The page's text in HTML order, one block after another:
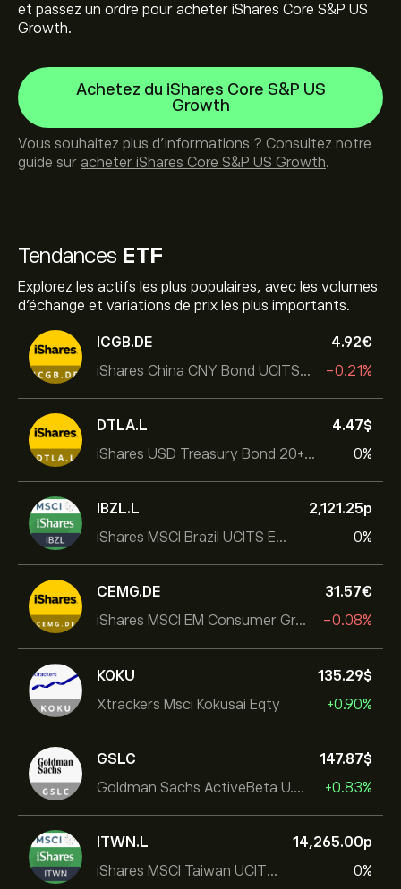
Tendances ETF
Explorez les actifs les plus populaires, avec les volumes
d’échange et variations de prix les plus importants.
ICGB.DE
iShares China CNY Bond UCITS ETF
4.92‎€‎
-0.21%
DTLA.L
iShares USD Treasury Bond 20+yr UCITS ETF
4.47‎$‎
0%
IBZL.L
iShares MSCI Brazil UCITS ETF (Dist)
2,121.25‎p‎
0%
CEMG.DE
iShares MSCI EM Consumer Growth UCITS ETF
31.57‎€‎
-0.08%
KOKU
Xtrackers Msci Kokusai Eqty
135.29‎$‎
+0.90%
GSLC
Goldman Sachs ActiveBeta U.S. Large Cap Equity ETF
147.87‎$‎
+0.83%
ITWN.L
iShares MSCI Taiwan UCITS ETF
14,265.00‎p‎
0%
et passez un ordre pour acheter iShares Core S&P US
Growth.
Achetez du iShares Core S&P US
Growth
Vous souhaitez plus d'informations ? Consultez notre
guide sur acheter iShares Core S&P US Growth.